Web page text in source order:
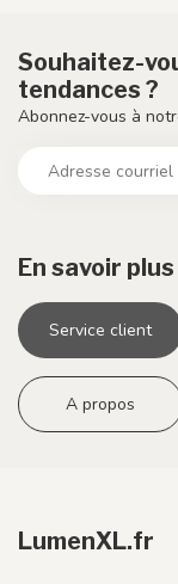
En savoir plus
Service client
A propos
Souhaitez-
tendances ?
Abonnez-vous à
LumenXL.fr